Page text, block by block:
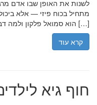
לשנות את האופן שבו אדם
מתחיל בכוח פיזי — אלא
הוא סמואל פלקון ולמה דבריו נשמעים אחרת? סמואל פלקון […]
קרא עוד
חוף גיא